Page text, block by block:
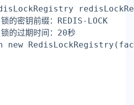
前缀：REDIS-LOCK
时间：20秒
new